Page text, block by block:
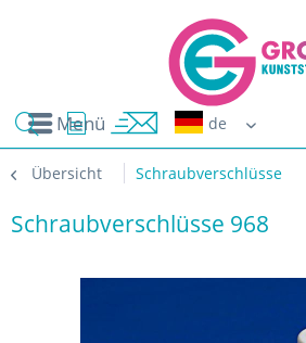
Menü
Übersicht Schraubverschlüsse
Schraubverschlüsse 968